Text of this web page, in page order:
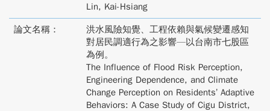
Lin, Kai-Hsiang
論文名稱：
洪水風險知覺、工程依賴與氣候變遷感知
對居民調適行為之影響—以台南市七股區
為例。
The Influence of Flood Risk Perception,
Engineering Dependence, and Climate
Change Perception on Residents’ Adaptive
Behaviors: A Case Study of Cigu District,